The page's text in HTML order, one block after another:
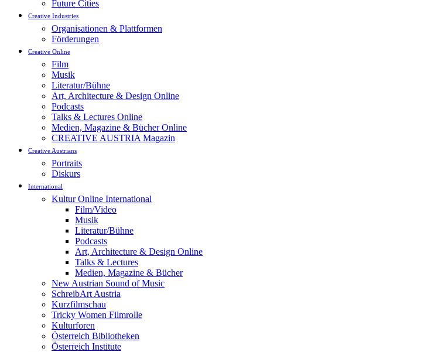
Future Cities
Creative Industries
Organisationen & Plattformen
Förderungen
Creative Online
Film
Musik
Literatur/Bühne
Art, Architecture & Design Online
Podcasts
Talks & Lectures Online
Medien, Magazine & Bücher Online
CREATIVE AUSTRIA Magazin
Creative Austrians
Portraits
Diskurs
International
Kultur Online International
Film/Video
Musik
Literatur/Bühne
Podcasts
Art, Architecture & Design Online
Talks & Lectures
Medien, Magazine & Bücher
New Austrian Sound of Music
SchreibArt Austria
Kurzfilmschau
Tricky Women Filmrolle
Kulturforen
Österreich Bibliotheken
Österreich Institute